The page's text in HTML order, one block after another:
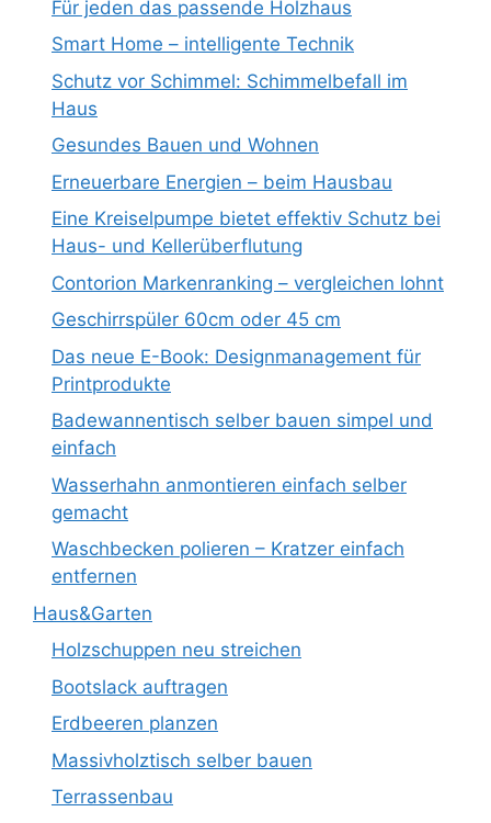
Für jeden das passende Holzhaus
Smart Home – intelligente Technik
Schutz vor Schimmel: Schimmelbefall im
Haus
Gesundes Bauen und Wohnen
Erneuerbare Energien – beim Hausbau
Eine Kreiselpumpe bietet effektiv Schutz bei
Haus- und Kellerüberflutung
Contorion Markenranking – vergleichen lohnt
Geschirrspüler 60cm oder 45 cm
Das neue E-Book: Designmanagement für
Printprodukte
Badewannentisch selber bauen simpel und
einfach
Wasserhahn anmontieren einfach selber
gemacht
Waschbecken polieren – Kratzer einfach
entfernen
Haus&Garten
Holzschuppen neu streichen
Bootslack auftragen
Erdbeeren planzen
Massivholztisch selber bauen
Terrassenbau